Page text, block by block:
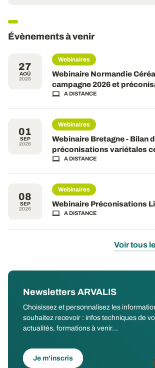
Évènements à venir
27
AOÛ
2026
Webinaires
Webinaire Normandie
campagne 2026 et
A DISTANCE
01
SEP
2026
Webinaires
Webinaire Bretagne - Bilan
préconisations variétales
A DISTANCE
08
SEP
2026
Webinaires
Webinaire Préconisations
A DISTANCE
Voir tous
Newsletters ARVALIS
Choisissez et personnalisez les
souhaitez recevoir : infos techniques de
actualités, formations à venir...
Je m'inscris